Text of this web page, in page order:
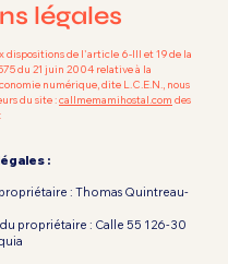
légales
dispositions de l'article 6-III et 19 de la
du 21 juin 2004 relative à la
numérique, dite L.C.E.N., nous
du site :callmemamihostal.com des
:
: Thomas Quintreau-
propriétaire : Calle 55 126-30